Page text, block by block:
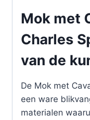
Mok met
Charles
van de
De Mok met
een ware
materialen